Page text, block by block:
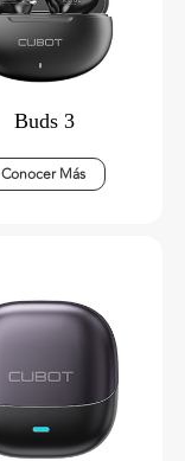
Buds 3
Conocer Más